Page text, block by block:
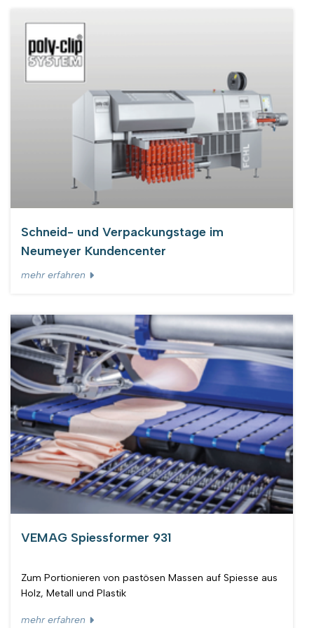
Schneid- und Verpackungstage im
Neumeyer Kundencenter
mehr erfahren
VEMAG Spiessformer 931
Zum Portionieren von pastösen Massen auf Spiesse aus
Holz, Metall und Plastik
mehr erfahren